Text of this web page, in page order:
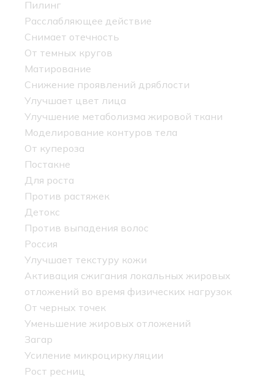
Пилинг
Расслабляющее действие
Снимает отечность
От темных кругов
Матирование
Снижение проявлений дряблости
Улучшает цвет лица
Улучшение метаболизма жировой ткани
Моделирование контуров тела
От купероза
Постакне
Для роста
Против растяжек
Детокс
Против выпадения волос
Россия
Улучшает текстуру кожи
Активация сжигания локальных жировых
отложений во время физических нагрузок
От черных точек
Уменьшение жировых отложений
Загар
Усиление микроциркуляции
Рост ресниц